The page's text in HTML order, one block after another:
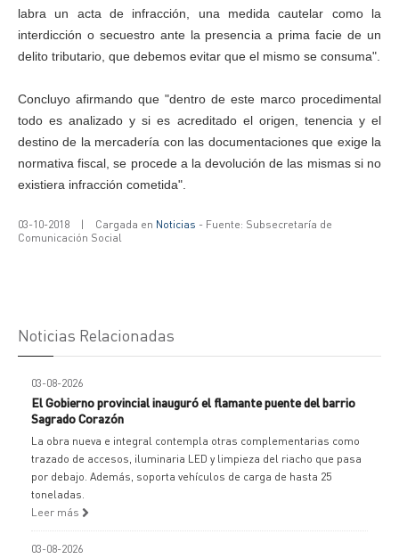
labra un acta de infracción, una medida cautelar como la
interdicción o secuestro ante la presencia a prima facie de un
delito tributario, que debemos evitar que el mismo se consuma".
Concluyo afirmando que "dentro de este marco procedimental
todo es analizado y si es acreditado el origen, tenencia y el
destino de la mercadería con las documentaciones que exige la
normativa fiscal, se procede a la devolución de las mismas si no
existiera infracción cometida".
03-10-2018 | Cargada en Noticias - Fuente: Subsecretaría de
Comunicación Social
Noticias Relacionadas
03-08-2026
El Gobierno provincial inauguró el flamante puente del barrio
Sagrado Corazón
La obra nueva e integral contempla otras complementarias como
trazado de accesos, iluminaria LED y limpieza del riacho que pasa
por debajo. Además, soporta vehículos de carga de hasta 25
toneladas.
Leer más
03-08-2026